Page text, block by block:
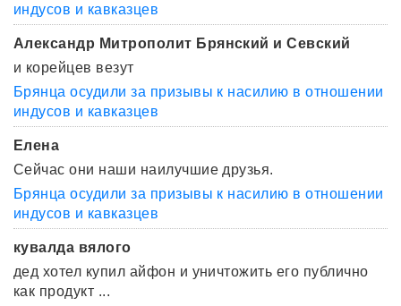
индусов и кавказцев
Александр Митрополит Брянский и Севский
и корейцев везут
Брянца осудили за призывы к насилию в отношении
индусов и кавказцев
Елена
Сейчас они наши наилучшие друзья.
Брянца осудили за призывы к насилию в отношении
индусов и кавказцев
кувалда вялого
дед хотел купил айфон и уничтожить его публично
как продукт ...